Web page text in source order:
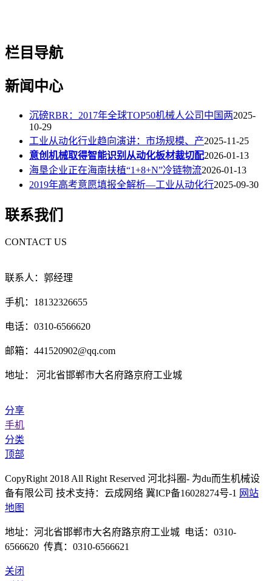
栏目导航
新闻中心
沉磅RBR：2017年全球TOP50机械人公司中国两2025-
10-29
工业从动化行业趋向演讲：市场规模、产2025-11-25
意创机械取得智能识别从动化板材裁切配2026-01-13
海垦企业正在海南扶植“1+8+N”冷链物流2026-01-13
2019年高考意愿填报全解析—工业从动化行2025-09-30
联系我们
CONTACT US
联系人：郭经理
手机：18132326655
电话：0310-6566620
邮箱：441520902@qq.com
地址： 河北省邯郸市大名府路京府工业城
分享
手机
分类
顶部
CopyRight 2018 All Right Reserved 河北抖圈- 为du而生机械设
备有限公司 技术支持：云成网络 冀ICP备16028274号-1 网站
地图
地址：河北省邯郸市大名府路京府工业城 电话：0310-
6566620 传真：0310-6566621
关闭